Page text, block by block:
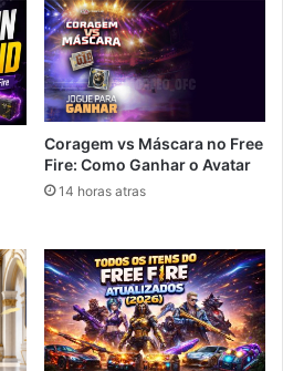
Coragem vs Máscara no Free
Fire: Como Ganhar o Avatar
14 horas atras